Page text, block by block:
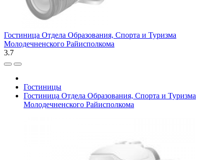
Гостиница Отдела Образования, Спорта и Туризма
Молодечненского Райисполкома
3.7
Гостиницы
Гостиница Отдела Образования, Спорта и Туризма
Молодечненского Райисполкома